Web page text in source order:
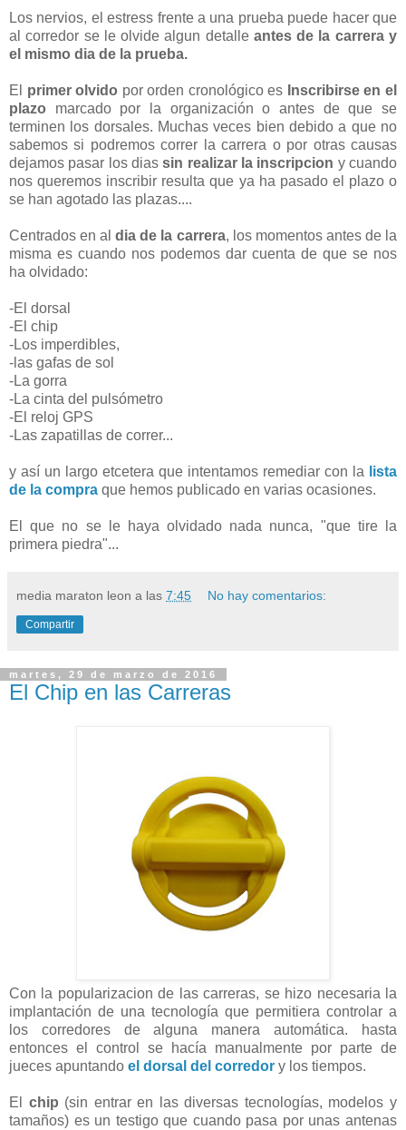
Los nervios, el estress frente a una prueba puede hacer que
al corredor se le olvide algun detalle antes de la carrera y
el mismo dia de la prueba.
El primer olvido por orden cronológico es Inscribirse en el
plazo marcado por la organización o antes de que se
terminen los dorsales. Muchas veces bien debido a que no
sabemos si podremos correr la carrera o por otras causas
dejamos pasar los diassin realizar la inscripcion y cuando
nos queremos inscribir resulta que ya ha pasado el plazo o
se han agotado las plazas....
Centrados en aldia de la carrera, los momentos antes de la
misma es cuando nos podemos dar cuenta de que se nos
ha olvidado:
-El dorsal
-El chip
-Los imperdibles,
-las gafas de sol
-La gorra
-La cinta del pulsómetro
-El reloj GPS
-Las zapatillas de correr...
y así un largo etcetera que intentamos remediar con la
lista
de la compra que hemos publicado en varias ocasiones.
El que no se le haya olvidado nada nunca, "que tire la
primera piedra"...
media maraton leon a las 7:45 No hay comentarios:
Compartir
martes, 29 de marzo de 2016
El Chip en las Carreras
Con la popularizacion de las carreras, se hizo necesaria la
implantación de una tecnología que permitiera controlar a
los corredores de alguna manera automática. hasta
entonces el control se hacía manualmente por parte de
jueces apuntando el dorsal del corredor y los tiempos.
El chip (sin entrar en las diversas tecnologías, modelos y
tamaños) es un testigo que cuando pasa por unas antenas